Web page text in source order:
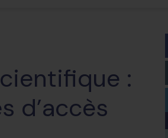
:
d’accès